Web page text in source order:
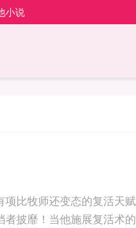
小说
比牧师还变态的复活天赋
披靡！当他施展复活术的